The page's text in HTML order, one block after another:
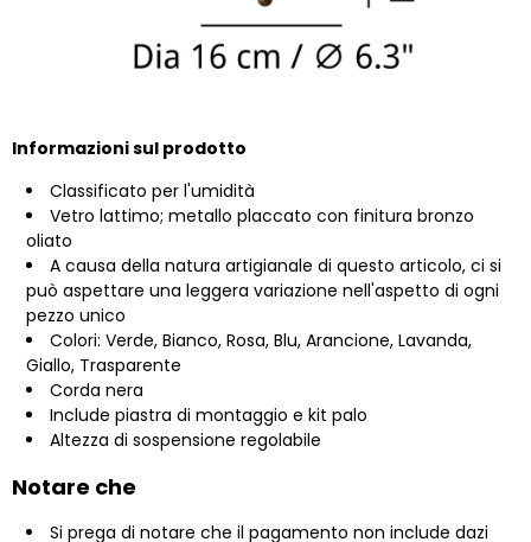
Informazioni sul prodotto
Classificato per l'umidità
Vetro lattimo; metallo placcato con finitura bronzo
oliato
A causa della natura artigianale di questo articolo, ci si
può aspettare una leggera variazione nell'aspetto di ogni
pezzo unico
Colori: Verde, Bianco, Rosa, Blu, Arancione, Lavanda,
Giallo, Trasparente
Corda nera
Include piastra di montaggio e kit palo
Altezza di sospensione regolabile
Notare che
Si prega di notare che il pagamento non include dazi